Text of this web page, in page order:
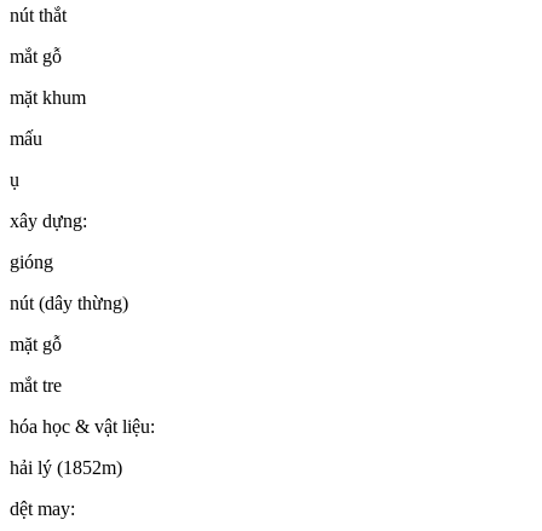
nút thắt
mắt gỗ
mặt khum
mấu
ụ
xây dựng:
gióng
nút (dây thừng)
mặt gỗ
mắt tre
hóa học & vật liệu:
hải lý (1852m)
dệt may: